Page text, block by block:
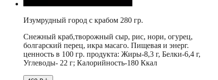
Изумрудный город с крабом 280 гр.
Снежный краб,творожный сыр, рис, нори, огурец,
болгарский перец, икра масаго. Пищевая и энерг.
ценность в 100 гр. продукта: Жиры-8,3 г, Белки-6,4 г,
Углеводы- 22 г; Калорийность-180 Ккал